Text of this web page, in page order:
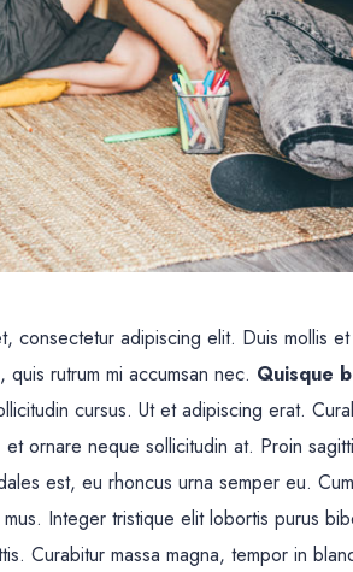
consectetur adipiscing elit. Duis mollis
rutrum mi accumsan nec. Quisque
cursus. Ut et adipiscing erat.
ornare neque sollicitudin at. Proin
est, eu rhoncus urna semper eu.
Integer tristique elit lobortis purus
Curabitur massa magna, tempor in